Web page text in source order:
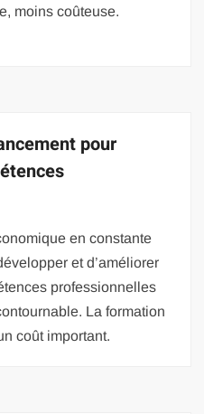
moins coûteuse.
pour
en constante
et d’améliorer
professionnelles
La formation
coût important.